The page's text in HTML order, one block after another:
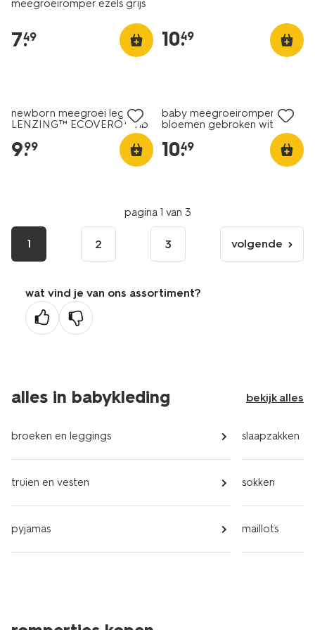
meegroeiromper ezels grijs
7.
49 10.
49
newborn meegroei legging
LENZING™ ECOVERO™ rib
9.
99
baby meegroeiromper rib
bloemen gebroken wit
10.
49
pagina 1 van 3
1 2 3
volgende
pagina
volgende
wat vind je van ons assortiment?
alles in babykleding bekijk alles
broeken en leggings
truien en vesten
pyjamas
slaapzakken
sokken
maillots